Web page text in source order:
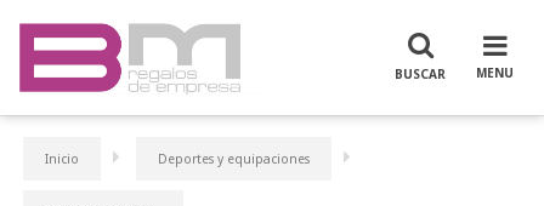
Inicio Deportes y equipaciones